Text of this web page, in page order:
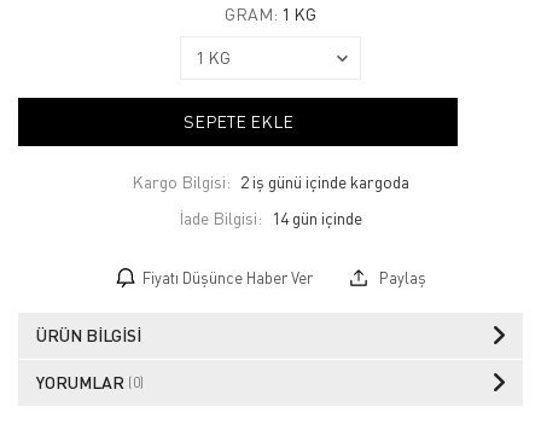
GRAM: 1 KG
SEPETE EKLE
Kargo Bilgisi: 2 iş günü içinde kargoda
İade Bilgisi:
Fiyatı Düşünce Haber Ver Paylaş
ÜRÜN BILGISI
YORUMLAR (0)